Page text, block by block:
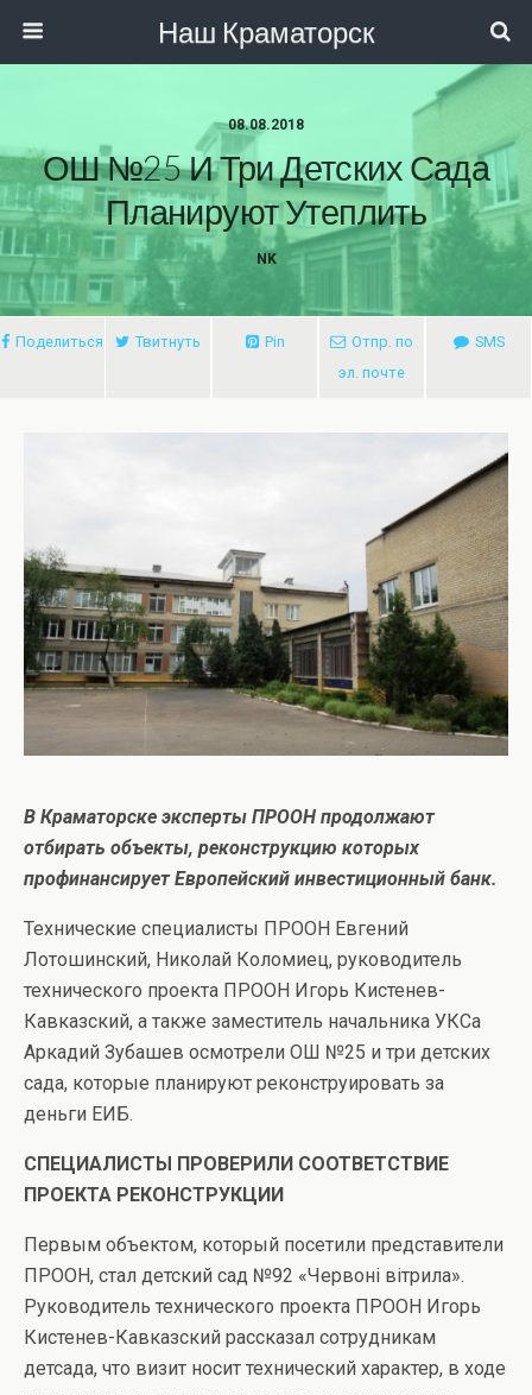
Наш Краматорск
08.08.2018
ОШ №25 И Три Детских Сада
Планируют Утеплить
NK
Поделиться Твитнуть Pin
Отпр. по
эл. почте
SMS
В Краматорске эксперты ПРООН продолжают
отбирать объекты, реконструкцию которых
профинансирует Европейский инвестиционный банк.
Технические специалисты ПРООН Евгений
Лотошинский, Николай Коломиец, руководитель
технического проекта ПРООН Игорь Кистенев-
Кавказский, а также заместитель начальника УКСа
Аркадий Зубашев осмотрели ОШ №25 и три детских
сада, которые планируют реконструировать за
деньги ЕИБ.
СПЕЦИАЛИСТЫ ПРОВЕРИЛИ СООТВЕТСТВИЕ
ПРОЕКТА РЕКОНСТРУКЦИИ
Первым объектом, который посетили представители
ПРООН, стал детский сад №92 «Червоні вітрила».
Руководитель технического проекта ПРООН Игорь
Кистенев-Кавказский рассказал сотрудникам
детсада, что визит носит технический характер, в ходе